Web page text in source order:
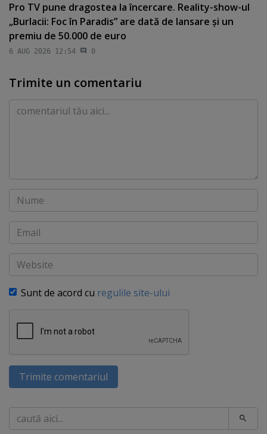
Pro TV pune dragostea la încercare. Reality-show-ul
„Burlacii: Foc în Paradis” are dată de lansare şi un
premiu de 50.000 de euro
6 AUG 2026 12:54 0
Trimite un comentariu
Comentariu
Nume
Email
Website
Sunt de acord cu regulile site-ului
Trimite comentariul
Caută